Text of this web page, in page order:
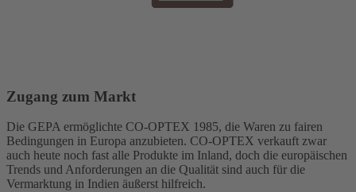
Zugang zum Markt
Die GEPA ermöglichte CO-OPTEX 1985, die Waren zu fairen
Bedingungen in Europa anzubieten. CO-OPTEX verkauft zwar
auch heute noch fast alle Produkte im Inland, doch die europäischen
Trends und Anforderungen an die Qualität sind auch für die
Vermarktung in Indien äußerst hilfreich.